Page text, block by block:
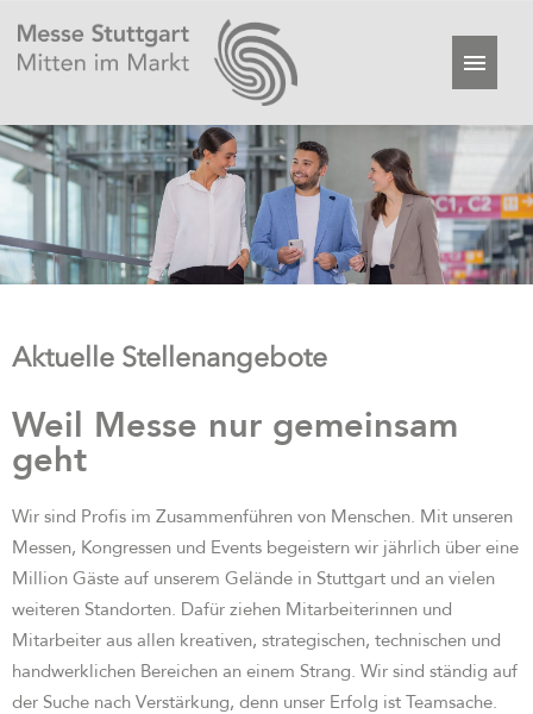
Aktuelle Stellenangebote
Weil Messe nur gemeinsam
geht
Wir sind Profis im Zusammenführen von Menschen. Mit unseren
Messen, Kongressen und Events begeistern wir jährlich über eine
Million Gäste auf unserem Gelände in Stuttgart und an vielen
weiteren Standorten. Dafür ziehen Mitarbeiterinnen und
Mitarbeiter aus allen kreativen, strategischen, technischen und
handwerklichen Bereichen an einem Strang. Wir sind ständig auf
der Suche nach Verstärkung, denn unser Erfolg ist Teamsache.